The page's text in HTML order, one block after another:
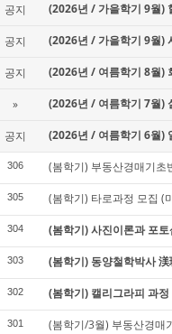
공지 (2026년 / 가을학기 9월)
공지 (2026년 / 가을학기 9월)
공지 (2026년 / 여름학기 8월)
» (2026년 / 여름학기 7월)
공지 (2026년 / 여름학기 6월)
306 (봄학기) 부동산경매기초
305 (봄학기) 타로과정 모집 (
304 (봄학기) 사진이론과 포
303 (봄학기) 동양철학박사
302 (봄학기) 캘리그라피 과
301 (봄학기/3월) 부동산경매